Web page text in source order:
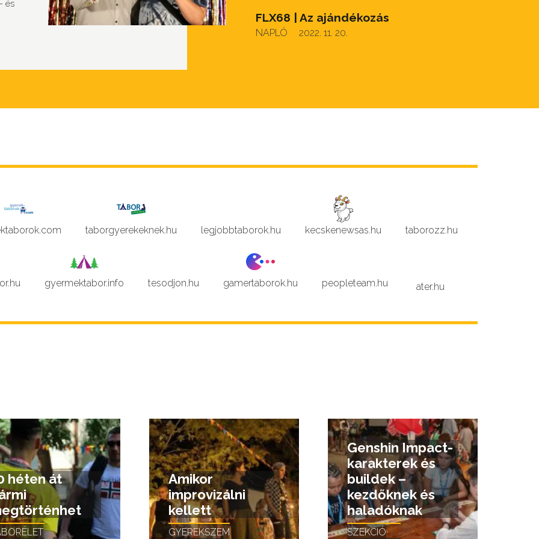
és
FLX68 | Az ajándékozás
NAPLÓ 2022. 11. 20.
taborgyerekeknek.hu legjobbtaborok.hu kecskenewsas.hu taborozz.hu
gyermektabor.info tesodjon.hu gamertaborok.hu peopleteam.hu ater.hu
héten át
Amikor
improvizálni
kellett
GYEREKSZEM
Genshin Impact-
karakterek és
buildek –
kezdőknek és
haladóknak
SZEKCIÓ